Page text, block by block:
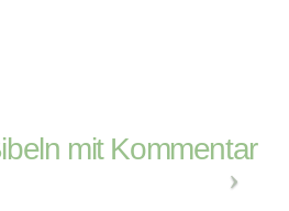
mit Kommentar